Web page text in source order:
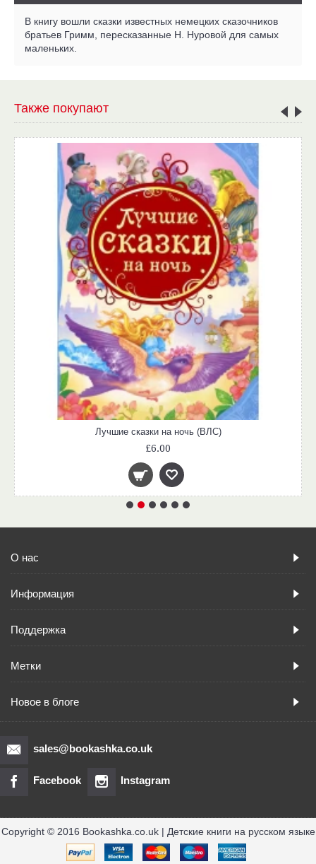
В книгу вошли сказки известных немецких сказочников
братьев Гримм, пересказанные Н. Нуровой для самых
маленьких.
Также покупают
Лучшие сказки на ночь (ВЛС)
£6.00
О нас
Информация
Поддержка
Метки
Новое в блоге
sales@bookashka.co.uk
Facebook Instagram
Copyright © 2016 Bookashka.co.uk | Детские книги на русском языке